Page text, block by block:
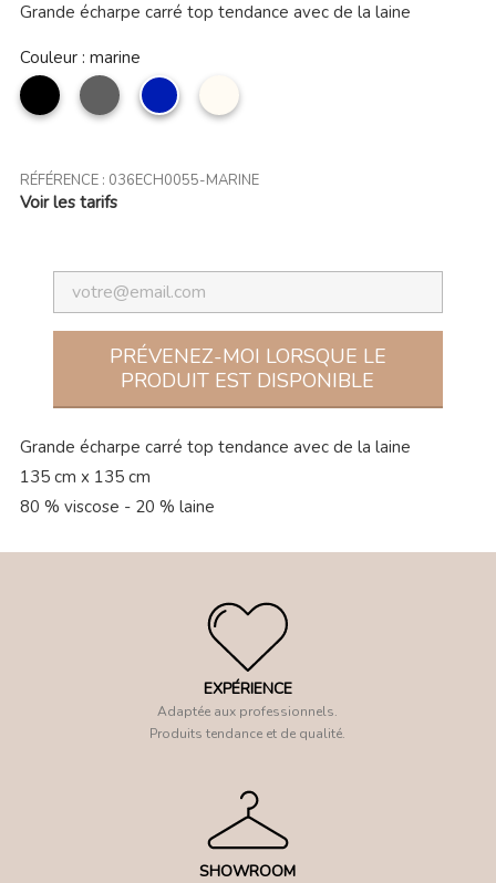
Grande écharpe carré top tendance avec de la laine
Couleur : marine
noir Gris marine Beige
RÉFÉRENCE : 036ECH0055-MARINE
Voir les tarifs
PRÉVENEZ-MOI LORSQUE LE
PRODUIT EST DISPONIBLE
Grande écharpe carré top tendance avec de la laine
135 cm x 135 cm
80 % viscose - 20 % laine
EXPÉRIENCE
Adaptée aux professionnels.
Produits tendance et de qualité.
SHOWROOM